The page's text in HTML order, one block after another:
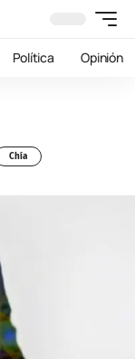
Política Opinión
Chía